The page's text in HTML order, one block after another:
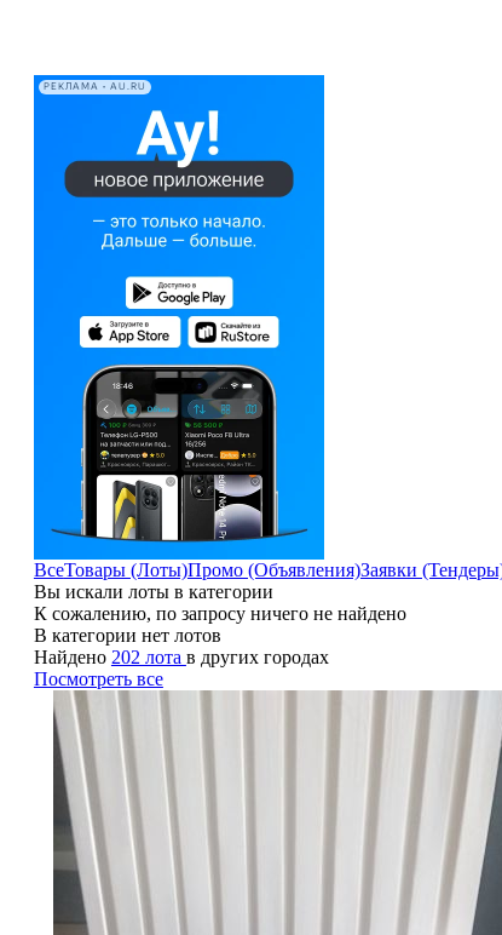
РЕКЛАМА • AU.RU
ВсеТовары (Лоты)Промо (Объявления)Заявки
Вы искали лоты в категории
К сожалению, по запросу ничего не найдено
В категории нет лотов
Найдено 202 лота в других городах
Посмотреть все